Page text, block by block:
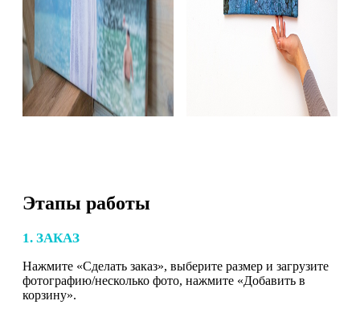
Этапы работы
1. ЗАКАЗ
Нажмите «Сделать заказ», выберите размер и загрузите
фотографию/несколько фото, нажмите «Добавить в
корзину».